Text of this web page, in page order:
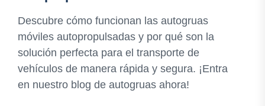
Descubre cómo funcionan las autogruas
móviles autopropulsadas y por qué son la
solución perfecta para el transporte de
vehículos de manera rápida y segura. ¡Entra
en nuestro blog de autogruas ahora!